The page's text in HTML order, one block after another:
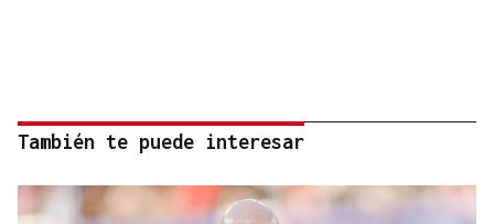
También te puede interesar